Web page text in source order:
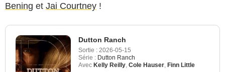
Bening et Jai Courtney !
Dutton Ranch
Sortie : 2026-05-15
Série : Dutton Ranch
Avec Kelly Reilly Cole Hauser Finn Little